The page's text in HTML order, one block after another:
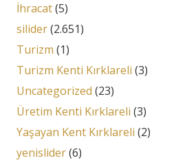
İhracat(5)
silider(2.651)
Turizm (1)
Turizm Kenti Kırklareli (3)
Uncategorized (23)
Üretim Kenti Kırklareli (3)
Yaşayan Kent Kırklareli (2)
yenislider(6)